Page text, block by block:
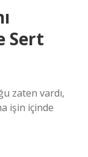
Sert
zaten vardı,
işin içinde